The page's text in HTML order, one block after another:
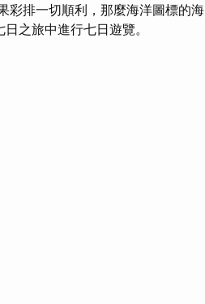
彩排一切順利，那麼海洋圖標的海
之旅中進行七日遊覽。